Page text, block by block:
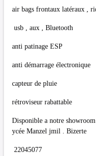
air bags frontaux latéraux ,
usb , aux , Bluetooth
anti patinage ESP
anti démarrage électronique
capteur de pluie
rétroviseur rabattable
Disponible a notre
ycée Manzel jmil . Bizerte
22045077